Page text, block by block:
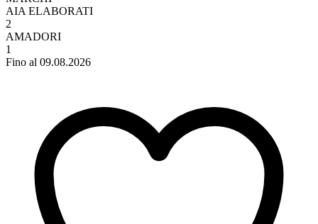
AIA ELABORATI
2
AMADORI
1
Fino al 09.08.2026